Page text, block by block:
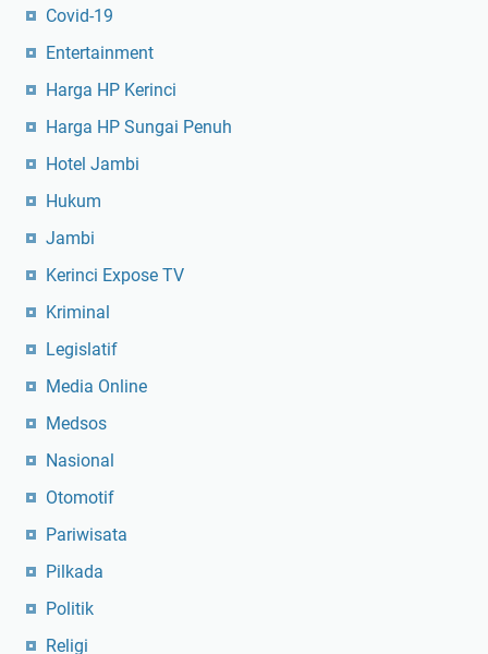
Covid-19
Entertainment
Harga HP Kerinci
Harga HP Sungai Penuh
Hotel Jambi
Hukum
Jambi
Kerinci Expose TV
Kriminal
Legislatif
Media Online
Medsos
Nasional
Otomotif
Pariwisata
Pilkada
Politik
Religi